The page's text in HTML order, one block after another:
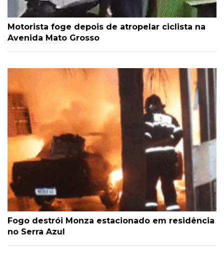
Motorista foge depois de atropelar ciclista na
Avenida Mato Grosso
Fogo destrói Monza estacionado em residência
no Serra Azul